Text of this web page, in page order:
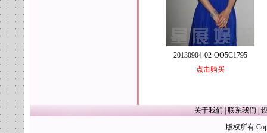
20130904-02-OO5C1795
点击购买
关于我们 联系我们
版权所有